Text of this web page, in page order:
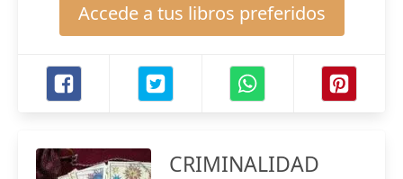
Accede a tus libros preferidos
CRIMINALIDAD